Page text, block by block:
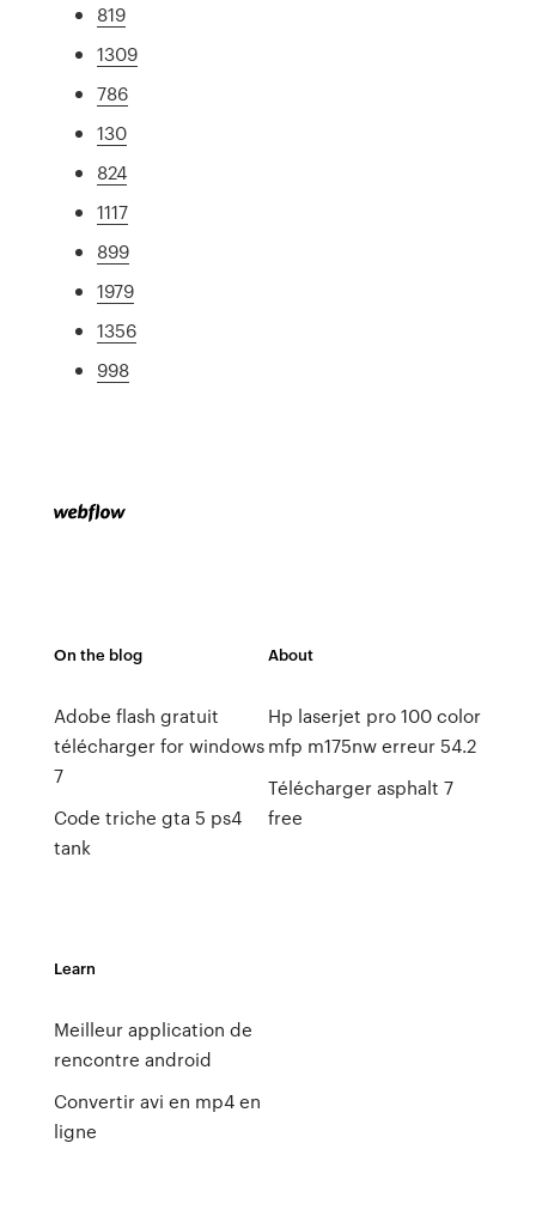
819
1309
786
130
824
1117
899
1979
1356
998
On the blog
Adobe flash gratuit
télécharger for windows
7
Code triche gta 5 ps4
tank
About
Hp laserjet pro 100 color
mfp m175nw erreur 54.2
Télécharger asphalt 7
free
Learn
Meilleur application de
rencontre android
Convertir avi en mp4 en
ligne